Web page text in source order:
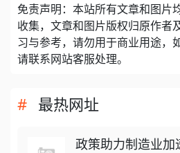
免责声明：本站所有文章和图片
收集，文章和图片版权归原作者
习与参考，请勿用于商业用途，
请联系网站客服处理。
最热网址
政策助力制造业加